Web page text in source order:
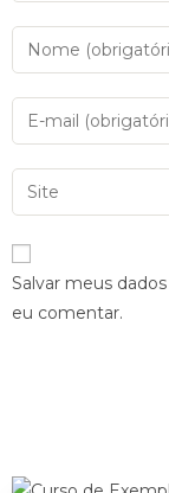
Salvar meus
eu comentar.